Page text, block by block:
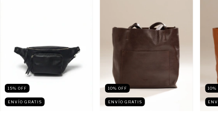
15% OFF
ENVÍO GRATIS
10% OFF
ENVÍO GRATIS
10%